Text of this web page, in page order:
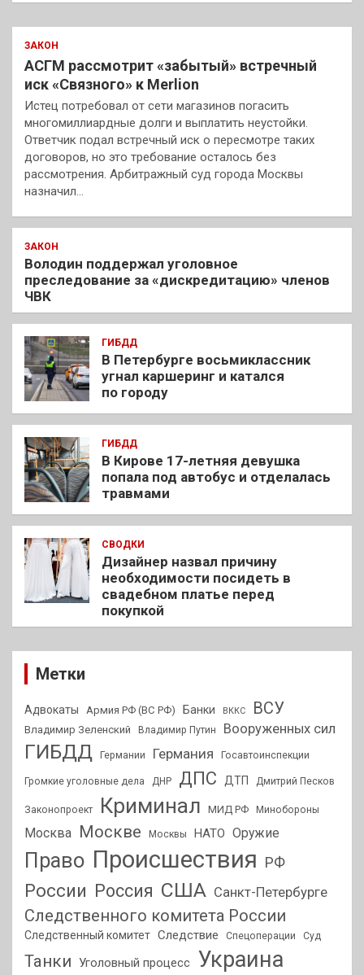
ЗАКОН
АСГМ рассмотрит «забытый» встречный
иск «Связного» к Merlion
Истец потребовал от сети магазинов погасить
многомиллиардные долги и выплатить неустойки.
Ответчик подал встречный иск о пересмотре таких
договоров, но это требование осталось без
рассмотрения. Арбитражный суд города Москвы
назначил…
ЗАКОН
Володин поддержал уголовное
преследование за «дискредитацию» членов
ЧВК
ГИБДД
В Петербурге восьмиклассник
угнал каршеринг и катался
по городу
ГИБДД
В Кирове 17-летняя девушка
попала под автобус и отделалась
травмами
СВОДКИ
Дизайнер назвал причину
необходимости посидеть в
свадебном платье перед
покупкой
Метки
Адвокаты Армия РФ (ВС РФ) Банки ВККС ВСУ
Владимир Зеленский Владимир Путин Вооруженных сил
ГИБДД Германии Германия Госавтоинспекции
Громкие уголовные дела ДНР ДПС ДТП Дмитрий Песков
Законопроект Криминал МИД РФ Минобороны
Москва Москве Москвы НАТО Оружие
Право Происшествия РФ
России Россия США Санкт-Петербурге
Следственного комитета России
Следственный комитет Следствие Спецоперации Суд
Танки Уголовный процесс Украина